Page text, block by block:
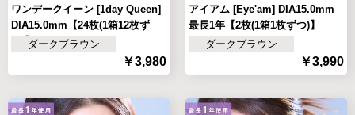
ワンデークイーン [1day Queen]
DIA15.0mm【24枚(1箱12枚ず
つ)】ダークブラウン
￥3,980
アイアム [Eye'am] DIA15.0mm
最長1年【2枚(1箱1枚ずつ)】
ダークブラウン
￥3,990